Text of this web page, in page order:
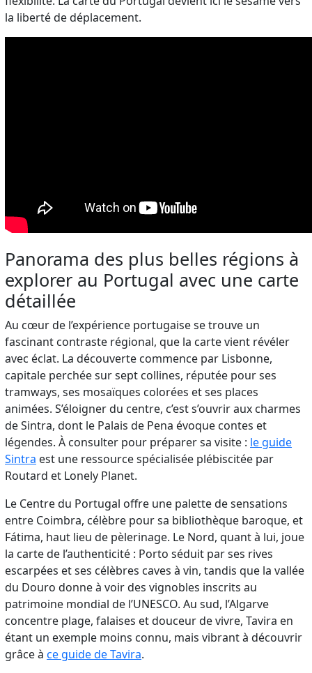
la liberté de déplacement.
Panorama des plus belles régions à
explorer au Portugal avec une carte
détaillée
Au cœur de l’expérience portugaise se trouve un
fascinant contraste régional, que la carte vient révéler
avec éclat. La découverte commence par Lisbonne,
capitale perchée sur sept collines, réputée pour ses
tramways, ses mosaïques colorées et ses places
animées. S’éloigner du centre, c’est s’ouvrir aux charmes
de Sintra, dont le Palais de Pena évoque contes et
légendes. À consulter pour préparer sa visite : le guide
Sintra est une ressource spécialisée plébiscitée par
Routard et Lonely Planet.
Le Centre du Portugal offre une palette de sensations
entre Coimbra, célèbre pour sa bibliothèque baroque, et
Fátima, haut lieu de pèlerinage. Le Nord, quant à lui, joue
la carte de l’authenticité : Porto séduit par ses rives
escarpées et ses célèbres caves à vin, tandis que la vallée
du Douro donne à voir des vignobles inscrits au
patrimoine mondial de l’UNESCO. Au sud, l’Algarve
concentre plage, falaises et douceur de vivre, Tavira en
étant un exemple moins connu, mais vibrant à découvrir
grâce àce guide de Tavira.